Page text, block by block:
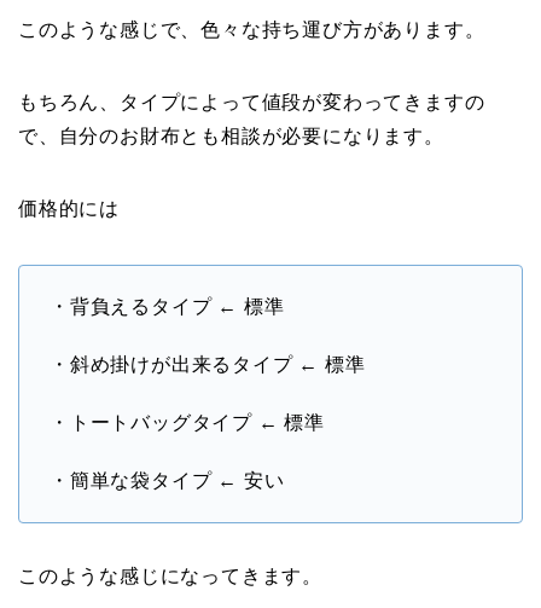
このような感じで、色々な持ち運び方があります。
もちろん、タイプによって値段が変わってきますの
で、自分のお財布とも相談が必要になります。
価格的には
・背負えるタイプ ← 標準
・斜め掛けが出来るタイプ ← 標準
・トートバッグタイプ ← 標準
・簡単な袋タイプ ← 安い
このような感じになってきます。